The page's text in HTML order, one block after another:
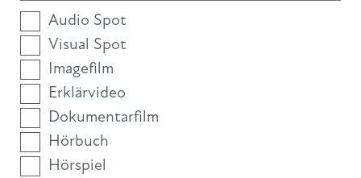
Audio Spot
Visual Spot
Imagefilm
Erklärvideo
Dokumentarfilm
Hörbuch
Hörspiel